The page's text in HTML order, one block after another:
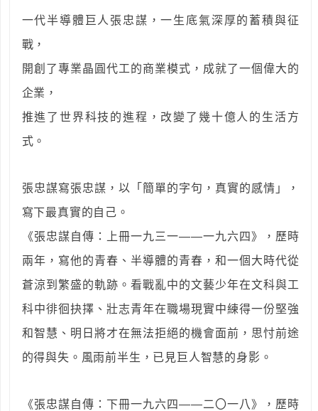
一代半導體巨人張忠謀，一生底氣深厚的蓄積與征
戰，
開創了專業晶圓代工的商業模式，成就了一個偉大的
企業，
推進了世界科技的進程，改變了幾十億人的生活方
式。
張忠謀寫張忠謀，以「簡單的字句，真實的感情」，
寫下最真實的自己。
《張忠謀自傳：上冊一九三一——一九六四》，歷時
兩年，寫他的青春、半導體的青春，和一個大時代從
蒼涼到繁盛的軌跡。看戰亂中的文藝少年在文科與工
科中徘徊抉擇、壯志青年在職場現實中練得一份堅強
和智慧、明日將才在無法拒絕的機會面前，思忖前途
的得與失。風雨前半生，已見巨人智慧的身影。
《張忠謀自傳：下冊一九六四——二〇一八》，歷時